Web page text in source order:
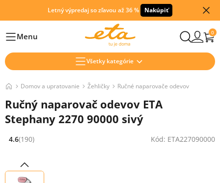
Letný výpredaj so zľavou až 36 % Nakúpiť
HlavníMenu 0
Všetky kategórie
Domov a upratovanie Žehličky Ručné naparovače odevov
Ručný naparovač odevov ETA
Stephany 2270 90000 sivý
Hodnocení: 4.6 z 5 (190 recenzí)
4.6(190) Kód: ETA227090000